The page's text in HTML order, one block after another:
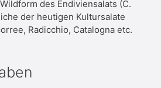
des Endiviensalats (C.
der heutigen Kultursalate
Radicchio, Catalogna etc.